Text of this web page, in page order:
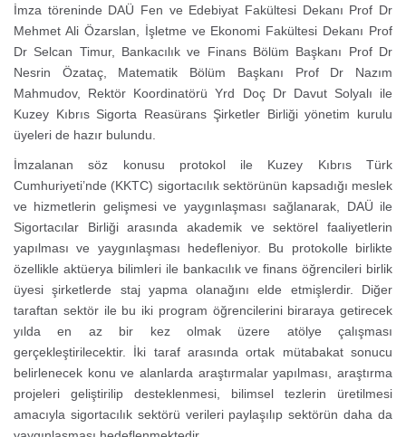
İmza töreninde DAÜ Fen ve Edebiyat Fakültesi Dekanı Prof Dr
Mehmet Ali Özarslan, İşletme ve Ekonomi Fakültesi Dekanı Prof
Dr Selcan Timur, Bankacılık ve Finans Bölüm Başkanı Prof Dr
Nesrin Özataç, Matematik Bölüm Başkanı Prof Dr Nazım
Mahmudov,
Rektör Koordinatörü Yrd Doç Dr Davut Solyalı ile
Kuzey Kıbrıs Sigorta Reasürans Şirketler Birliği yönetim kurulu
üyeleri de hazır bulundu.
İmzalanan söz konusu protokol ile Kuzey Kıbrıs Türk
Cumhuriyeti’nde (KKTC) sigortacılık sektörünün kapsadığı meslek
ve hizmetlerin gelişmesi ve yaygınlaşması sağlanarak, DAÜ ile
Sigortacılar Birliği arasında akademik ve sektörel faaliyetlerin
yapılması ve yaygınlaşması hedefleniyor. Bu protokolle birlikte
özellikle aktüerya bilimleri ile bankacılık ve finans öğrencileri birlik
üyesi şirketlerde staj yapma olanağını elde etmişlerdir. Diğer
taraftan sektör ile bu iki program öğrencilerini biraraya getirecek
yılda en az bir kez olmak üzere atölye çalışması
gerçekleştirilecektir. İki taraf arasında ortak mütabakat sonucu
belirlenecek konu ve alanlarda araştırmalar yapılması, araştırma
projeleri geliştirilip desteklenmesi, bilimsel tezlerin üretilmesi
amacıyla sigortacılık sektörü verileri paylaşılıp sektörün daha da